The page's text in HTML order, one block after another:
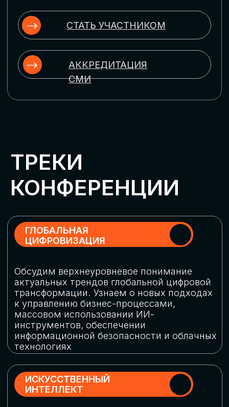
Выясним, как в наши дни уверенно
защищать свой бизнес от киберугроз
ЦИФРОВИЗАЦИЯ
МАРКЕТИНГА И ПРОДАЖ
Обменяемся опытом, какие ИИ-решения
в маркетинге и продажах наиболее
рекламными кампаниями показывают
наибольшую эффективность
комплексные решения для роста
производительности и кейсы
оптимизации процессов найма,
развития, оценки и удержания
РОБОТИЗАЦИЯ
Узнаем, в каких отраслях ИИ
«материализуется», какие роботы
решают сложные бизнес-задачи, а где
только обсуждают концепции
роботизации и потенциальные бюджеты
на тестирование образцов
ЦИФРОВИЗАЦИЯ
КЛИЕНТСКОГО СЕРВИСА
Разберем кейсы в сфере цифровизации